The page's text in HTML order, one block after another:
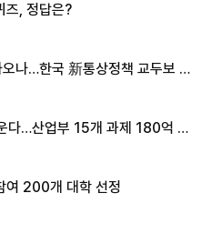
즈, 정답은?
나…한국 新통상정책 교두보 활
다…산업부 15개 과제 180억 지
여 200개 대학 선정